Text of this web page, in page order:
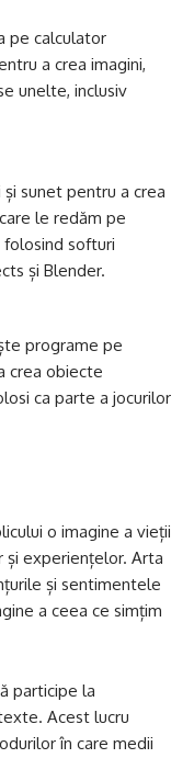
pe calculator
a crea imagini,
unelte, inclusiv
sunet pentru a crea
le redăm pe
folosind softuri
și Blender.
programe pe
crea obiecte
ca parte a jocurilor
o imagine a vieții
și experiențelor. Arta
și sentimentele
a ceea ce simțim
participe la
Acest lucru
în care medii